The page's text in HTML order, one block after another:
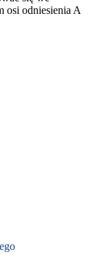
osi odniesienia A